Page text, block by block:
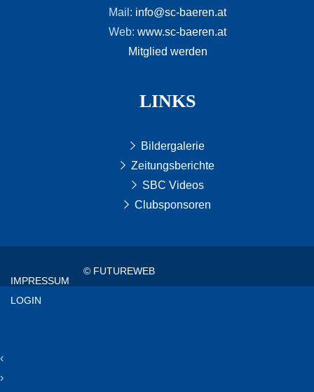
Mail: info@sc-baeren.at
Web: www.sc-baeren.at
Mitglied werden
LINKS
Bildergalerie
Zeitungsberichte
SBC Videos
Clubsponsoren
IMPRESSUM
LOGIN
© FUTUREWEB
‹
›